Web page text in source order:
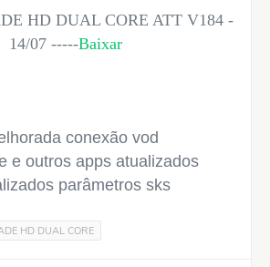
HD DUAL CORE ATT V184 -
14/07 -----Baixar
conexão vod
e outros apps atualizados
parâmetros sks
HD DUAL CORE